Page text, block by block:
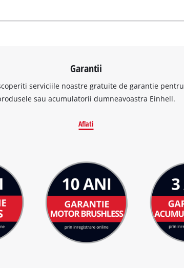
Garantii
serviciile noastre gratuite de garantie pentru
sau acumulatorii dumneavoastra Einhell.
Aflati